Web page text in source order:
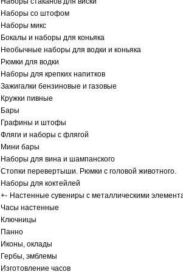
Наборы со штофом
Наборы микс
Бокалы и наборы для коньяка
Необычные наборы для водки и коньяка
Рюмки для водки
Наборы для крепких напитков
Зажигалки бензиновые и газовые
Кружки пивные
Бары
Графины и штофы
Фляги и наборы с флягой
Мини бары
Наборы для вина и шампанского
Стопки перевертыши. Рюмки с головой животного.
Наборы для коктейлей
+- Настенные сувениры с металлическими
Часы настенные
Ключницы
Панно
Иконы, оклады
Гербы, эмблемы
Изготовление часов